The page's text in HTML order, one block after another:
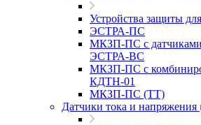
Устройства защиты
ЭСТРА-ПС
МКЗП-ПС с
ЭСТРА-ВС
МКЗП-ПС с
КДТН-01
МКЗП-ПС (ТТ)
Датчики тока и напряжения